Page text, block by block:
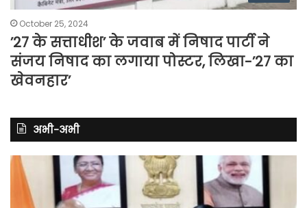
October 25, 2024
’27 के सत्ताधीश’ के जवाब में निषाद पार्टी ने
संजय निषाद का लगाया पोस्टर, लिखा-’27 का
खेवनहार’
अभी-अभी